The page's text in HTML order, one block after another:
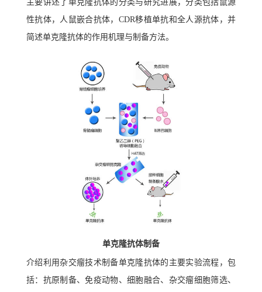
主要讲述了单克隆抗体的分类与研究进展，分类包括鼠源
性抗体，人鼠嵌合抗体，CDR移植单抗和全人源抗体，并
简述单克隆抗体的作用机理与制备方法。
单克隆抗体制备
介绍利用杂交瘤技术制备单克隆抗体的主要实验流程，包
括：抗原制备、免疫动物、细胞融合、杂交瘤细胞筛选、